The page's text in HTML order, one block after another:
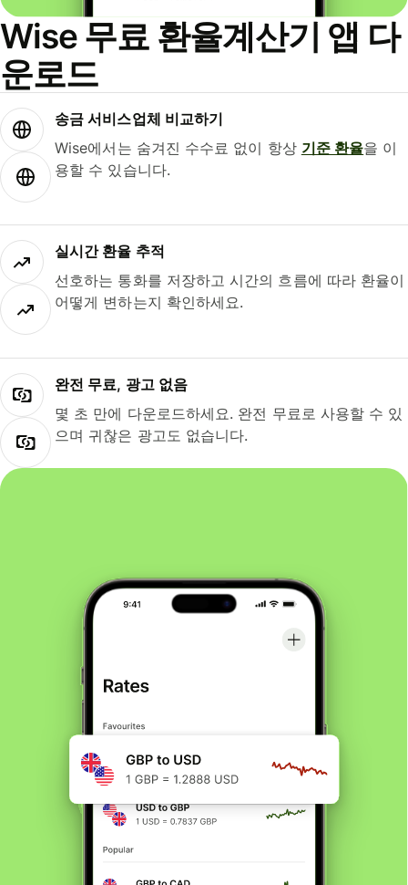
Wise 무료 환율계산기 앱 다
운로드
송금 서비스업체 비교하기
Wise에서는 숨겨진 수수료 없이 항상 기준 환율을 이
용할 수 있습니다.
실시간 환율 추적
선호하는 통화를 저장하고 시간의 흐름에 따라 환율이
어떻게 변하는지 확인하세요.
완전 무료, 광고 없음
몇 초 만에 다운로드하세요. 완전 무료로 사용할 수 있
으며 귀찮은 광고도 없습니다.